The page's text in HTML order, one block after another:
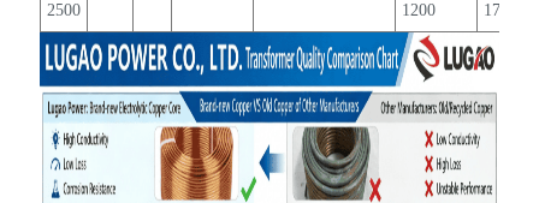
2500 1200 17170